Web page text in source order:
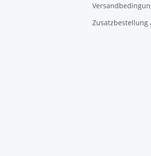
Zusatzbestellung